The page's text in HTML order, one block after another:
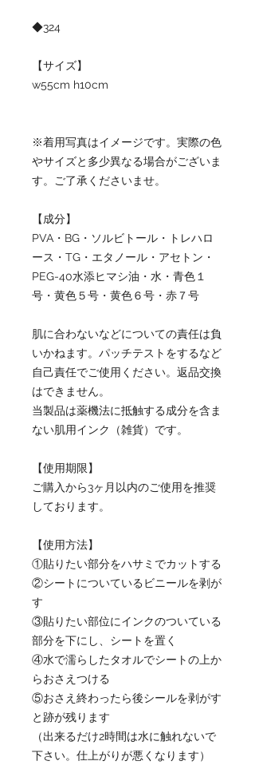
◆324
【サイズ】
w55cm h10cm
※着用写真はイメージです。実際の色
やサイズと多少異なる場合がございま
す。ご了承くださいませ。
【成分】
PVA・BG・ソルビトール・トレハロ
ース・TG・エタノール・アセトン・
PEG-40水添ヒマシ油・水・青色１
号・黄色５号・黄色６号・赤７号
肌に合わないなどについての責任は負
いかねます。パッチテストをするなど
自己責任でご使用ください。返品交換
はできません。
当製品は薬機法に抵触する成分を含ま
ない肌用インク（雑貨）です。
【使用期限】
ご購入から3ヶ月以内のご使用を推奨
しております。
【使用方法】
①貼りたい部分をハサミでカットする
②シートについているビニールを剥が
す
③貼りたい部位にインクのついている
部分を下にし、シートを置く
④水で濡らしたタオルでシートの上か
らおさえつける
⑤おさえ終わったら後シールを剥がす
と跡が残ります
（出来るだけ2時間は水に触れないで
下さい。仕上がりが悪くなります）